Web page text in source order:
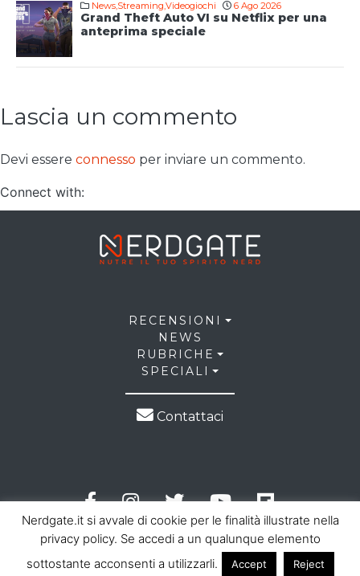
News,Streaming,Videogiochi 6 Ago 2026
Grand Theft Auto VI su Netflix per una
anteprima speciale
Lascia un commento
Devi essere connesso per inviare un commento.
Connect with:
RECENSIONI
NEWS
RUBRICHE
SPECIALI
Contattaci
© 2026 NerdGate all right reserved |Privacy Policy
Nerdgate.it si avvale di cookie per le finalità illustrate nella
privacy policy. Se accedi a un qualunque elemento
sottostante acconsenti a utilizzarli.
Accept Reject